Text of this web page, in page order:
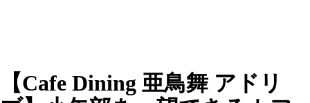
【Cafe Dining 亜鳥舞 アドリ